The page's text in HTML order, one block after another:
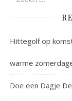
Hittegolf op
warme
Doe een Dagje